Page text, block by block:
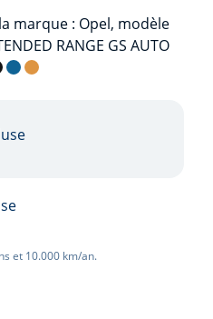
GreenBlack
Effekt Blue
Kanyon Orange
et 10.000 km/an.